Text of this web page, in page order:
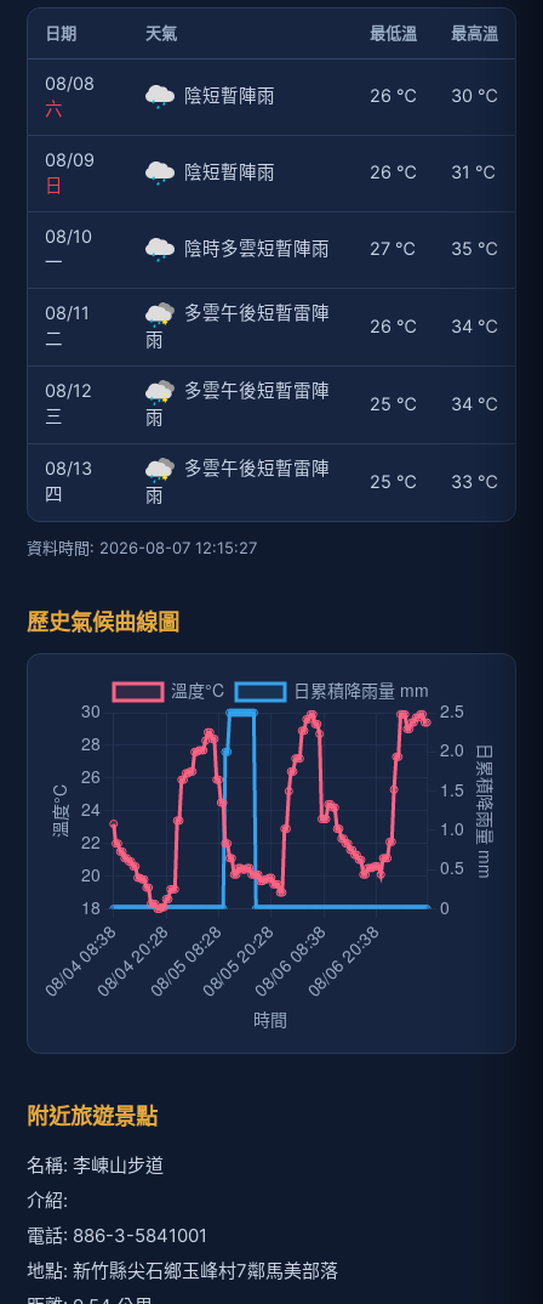
日期 天氣 最低溫 最高溫
08/08
六
陰短暫陣雨 26 ℃ 30 ℃
08/09
日
陰短暫陣雨 26 ℃ 31 ℃
08/10
一
陰時多雲短暫陣雨 27 ℃ 35 ℃
08/11
二
多雲午後短暫雷陣
雨
26 ℃ 34 ℃
08/12
三
多雲午後短暫雷陣
雨
25 ℃ 34 ℃
08/13
四
多雲午後短暫雷陣
雨
25 ℃ 33 ℃
資料時間: 2026-08-07 12:15:27
歷史氣候曲線圖
附近旅遊景點
名稱: 李崠山步道
介紹:
電話: 886-3-5841001
地點: 新竹縣尖石鄉玉峰村7鄰馬美部落